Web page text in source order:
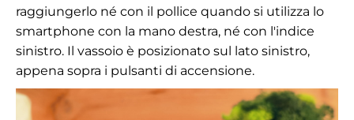
raggiungerlo né con il pollice quando si utilizza lo
smartphone con la mano destra, né con l'indice
sinistro. Il vassoio è posizionato sul lato sinistro,
appena sopra i pulsanti di accensione.